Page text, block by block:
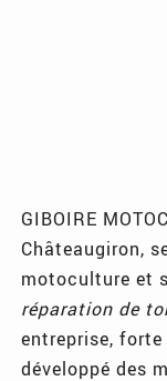
GIBOIRE
Châteaugiron,
motoculture et
réparation de
entreprise, forte
développé des